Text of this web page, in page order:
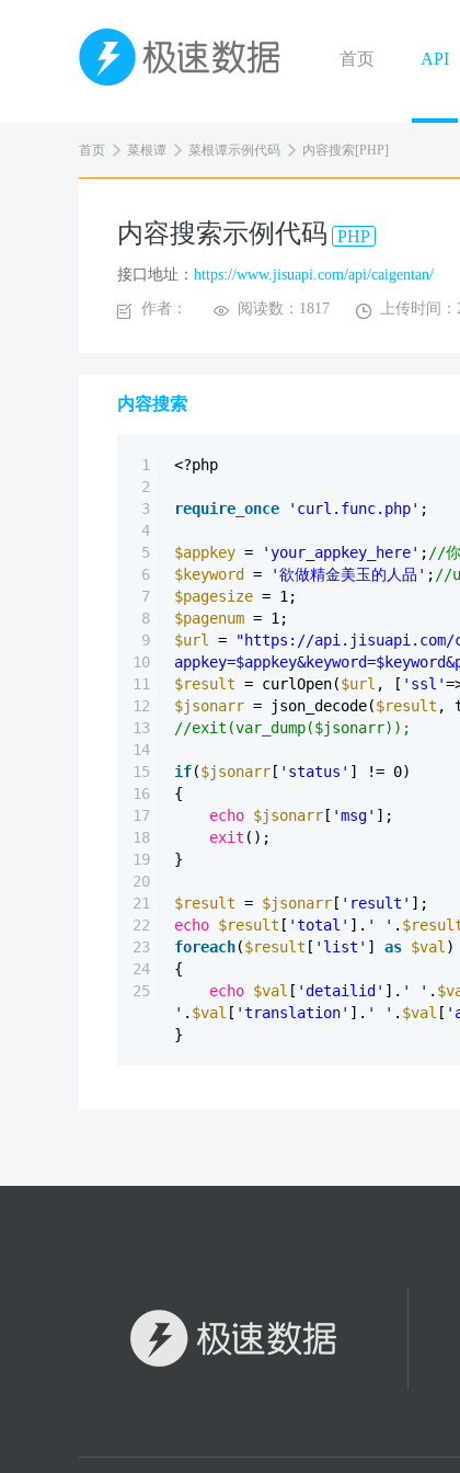
首页 API
首页 菜根谭 菜根谭示例代码 内容搜索[PHP]
内容搜索示例代码 PHP
接口地址： https://www.jisuapi.com/api/caigentan/
作者： 阅读数：1817 上传时间：
内容搜索
1
2
3
4
5
6
7
8
9
10
11
12
13
14
15
16
17
18
19
20
21
22
23
24
25
<?php
require_once 'curl.func.php' ;
$appkey = 'your_appkey_here' ; //
$keyword
= '欲做精金美玉的人品' ; //
$pagesize = 1;
$pagenum = 1;
$url
=
"https://api.jisuapi.com/
$result = curlOpen($url , [ 'ssl'
$jsonarr = json_decode($result ,
//exit(var_dump($jsonarr));
if($jsonarr [ 'status' ] != 0)
{
echo $jsonarr [ 'msg' ];
exit ();
}
$result = $jsonarr [ 'result' ];
echo $result [ 'total' ]. ' ' .
foreach($result [ 'list' ] as $val )
{
echo $val [ 'detailid' ]. ' ' .
' . $val [ 'translation' ]. ' ' . $val [
}